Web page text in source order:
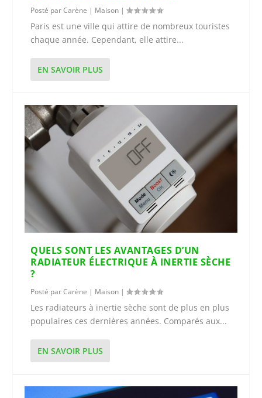
Posté parCarène | Maison |
Paris est une ville qui attire de nombreux touristes
chaque année. Cependant, elle attire...
EN SAVOIR PLUS
QUELS SONT LES AVANTAGES D’UN
RADIATEUR ÉLECTRIQUE À INERTIE SÈCHE
?
Posté parCarène | Maison |
Les radiateurs à inertie sèche sont de plus en plus
populaires ces dernières années. Comparés aux...
EN SAVOIR PLUS